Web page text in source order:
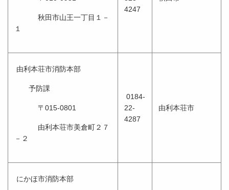
秋田市山王一丁目１－
１
4247
由利本荘市消防本部
予防課
〒015-0801
由利本荘市美倉町２７
－２
0184-
22-
4287
由利本荘市
にかほ市消防本部